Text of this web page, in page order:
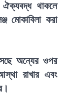
ঐক্যবদ্ধ থাকলে
মোকাবিলা করা
অন্যের ওপর
রাখার এবং